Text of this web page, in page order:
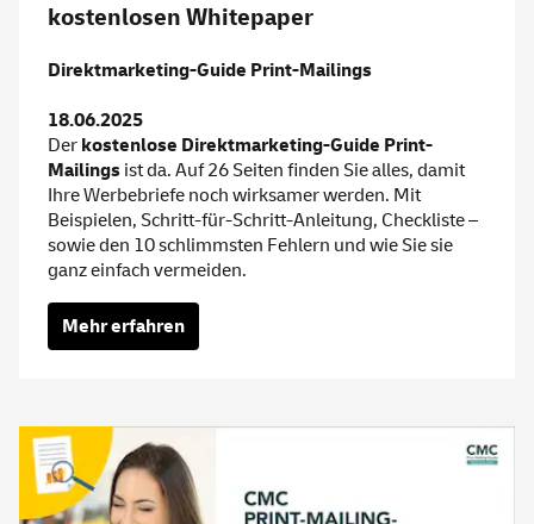
kostenlosen Whitepaper
Direktmarketing-Guide Print-Mailings
18.06.2025
Der kostenlose Direktmarketing-Guide Print-
Mailings ist da. Auf 26 Seiten finden Sie alles, damit
Ihre Werbebriefe noch wirksamer werden. Mit
Beispielen, Schritt-für-Schritt-Anleitung, Checkliste –
sowie den 10 schlimmsten Fehlern und wie Sie sie
ganz einfach vermeiden.
Mehr erfahren